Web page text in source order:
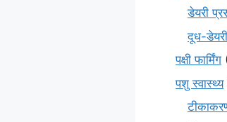
डेयरी
दूध-
पक्षी फार्मिंग
पशु स्वास्थ्य